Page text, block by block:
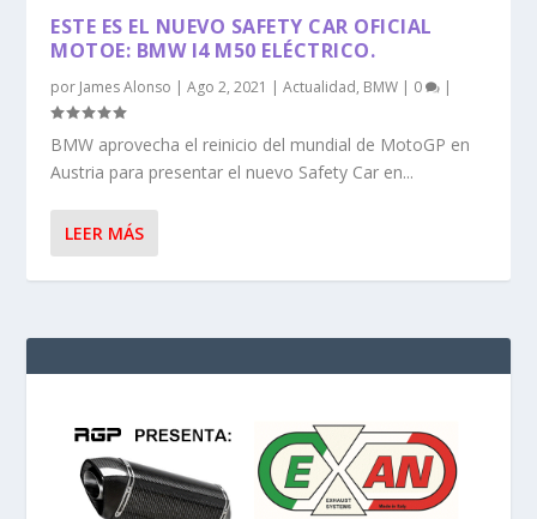
ESTE ES EL NUEVO SAFETY CAR OFICIAL
MOTOE: BMW I4 M50 ELÉCTRICO.
por James Alonso |Ago 2, 2021 |Actualidad, BMW | 0 |
BMW aprovecha el reinicio del mundial de MotoGP en
Austria para presentar el nuevo Safety Car en...
LEER MÁS